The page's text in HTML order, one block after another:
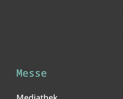
Messe